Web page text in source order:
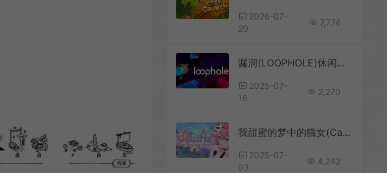
2026-07-
20
7,774
漏洞(LOOPHOLE)休闲网格解谜游戏|下载
2025-07-
16
2,270
我甜蜜的梦中的猫女(Catgirls From My Sweet Dream)卡通三消游戏|下载
2025-07-
03
4,242